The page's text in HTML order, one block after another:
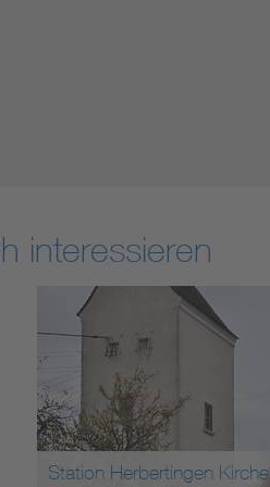
interessieren
Station Herbertingen Kirche